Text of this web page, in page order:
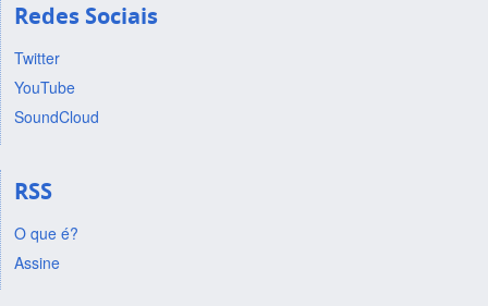
Redes Sociais
Twitter
YouTube
SoundCloud
RSS
O que é?
Assine